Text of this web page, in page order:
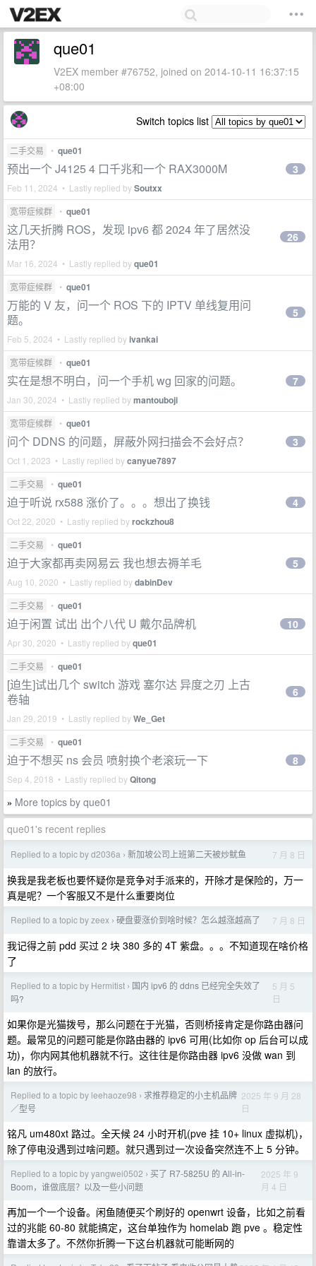
que01
V2EX member #76752, joined on 2014-10-11 16:37:15
+08:00
Switch topics list
二手交易 • que01
预出一个 J4125 4 口千兆和一个 RAX3000M
Feb 11, 2024 • Lastly replied bySoutxx
3
宽带症候群 • que01
这几天折腾 ROS，发现 ipv6 都 2024 年了居然没
法用？
Mar 16, 2024 • Lastly replied byque01
26
宽带症候群 • que01
万能的 V 友，问一个 ROS 下的 IPTV 单线复用问
题。
Feb 5, 2024 • Lastly replied byivankai
5
宽带症候群 • que01
实在是想不明白，问一个手机 wg 回家的问题。
Jan 30, 2024 • Lastly replied bymantouboji
7
宽带症候群 • que01
问个 DDNS 的问题，屏蔽外网扫描会不会好点？
Oct 1, 2023 • Lastly replied bycanyue7897
3
二手交易 • que01
迫于听说 rx588 涨价了。。。想出了换钱
Oct 22, 2020 • Lastly replied byrockzhou8
4
二手交易 • que01
迫于大家都再卖网易云 我也想去褥羊毛
Aug 10, 2020 • Lastly replied bydabinDev
5
二手交易 • que01
迫于闲置 试出 出个八代 U 戴尔品牌机
Apr 30, 2020 • Lastly replied byque01
10
二手交易 • que01
[迫生]试出几个 switch 游戏 塞尔达 异度之刃 上古
卷轴
Jan 29, 2019 • Lastly replied byWe_Get
6
二手交易 • que01
迫于不想买 ns 会员 喷射换个老滚玩一下
Sep 4, 2018 • Lastly replied byQitong
8
» More topics by que01
que01's recent replies
Replied to a topic by d2036a › 新加坡公司上班第二天被炒鱿鱼 7 月 8 日
换我是我老板也要怀疑你是竞争对手派来的，开除才是保险的，万一
真是呢？一个客服又不是什么重要岗位
Replied to a topic by zeex › 硬盘要涨价到啥时候？怎么越涨越高了 7 月 8 日
我记得之前 pdd 买过 2 块 380 多的 4T 紫盘。。。不知道现在啥价格
了
Replied to a topic by Hermitist › 国内 ipv6 的 ddns 已经完全失效了
吗?
5 月 5
日
如果你是光猫拨号，那么问题在于光猫，否则桥接肯定是你路由器问
题。最常见的问题可能是你路由器的 ipv6 可用(比如你 op 后台可以成
功)，你内网其他机器就不行。这往往是你路由器 ipv6 没做 wan 到
lan 的放行。
Replied to a topic by leehaoze98 › 求推荐稳定的小主机品牌
／型号
2025 年 9 月 28
日
铭凡 um480xt 路过。全天候 24 小时开机(pve 挂 10+ linux 虚拟机)，
除了停电没遇到过啥问题。就只遇到过一次设备突然连不上 5 分钟。
Replied to a topic by yangwei0502 › 买了 R7-5825U 的 All-in-
Boom，谁做底层？以及一些小问题
2025 年 9
月 4 日
再加一个一个设备。闲鱼随便买个刷好的 openwrt 设备，比如之前看
过的兆能 60-80 就能搞定，这台单独作为 homelab 跑 pve 。稳定性
靠谱太多了。不然你折腾一下这台机器就可能断网的